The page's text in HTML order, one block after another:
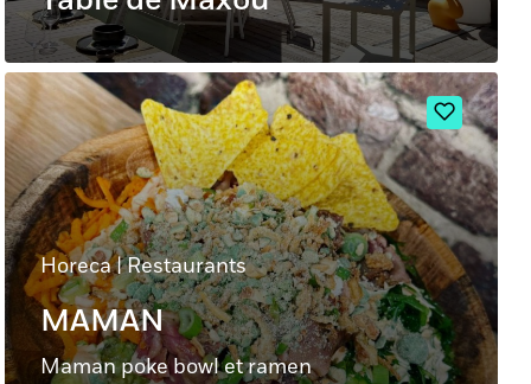
Horeca|Restaurants
MAMAN
Maman poke bowl et ramen